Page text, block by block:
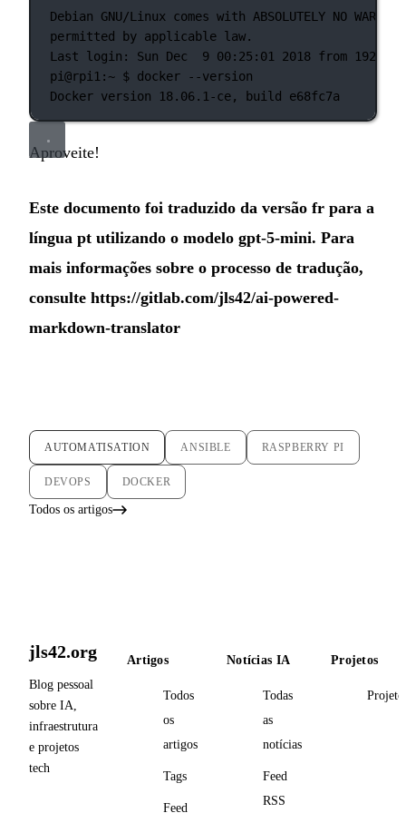
Debian GNU/Linux comes with ABSOLUTELY NO
permitted
by applicable law.
Last
login: Sun Dec 9 00:25:01 2018 from
pi@rpi1:~ $ docker
--version
Docker version 18.06.1-ce, build e68fc7a
Aproveite!
Este documento foi traduzido da versão fr para a
língua pt utilizando o modelo gpt-5-mini. Para
mais informações sobre o processo de tradução,
consulte https://gitlab.com/jls42/ai-powered-
markdown-translator
AUTOMATISATION ANSIBLE RASPBERRY PI
DEVOPS DOCKER
Todos os artigos
jls42.org
Blog pessoal
sobre IA,
infraestrutura
e projetos
tech
Artigos
Todos
os
artigos
Tags
Feed
Notícias IA
Todas
as
notícias
Feed
RSS
Projetos